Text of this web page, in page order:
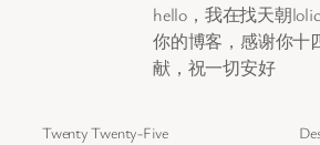
hello，我在找天朝
你的博客，感谢你十
献，祝一切安好
Twenty Twenty-Five